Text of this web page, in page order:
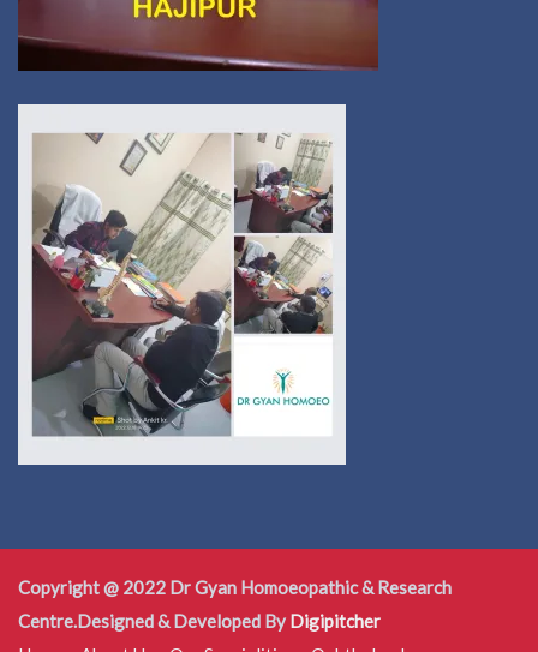
Copyright @ 2022 Dr Gyan Homoeopathic & Research
Centre.Designed & Developed By Digipitcher